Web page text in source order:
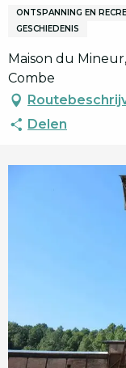
ONTSPANNING EN
GESCHIEDENIS
Maison du
Combe
Delen